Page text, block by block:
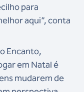
para
aqui”, conta
Encanto,
em Natal é
mudarem de